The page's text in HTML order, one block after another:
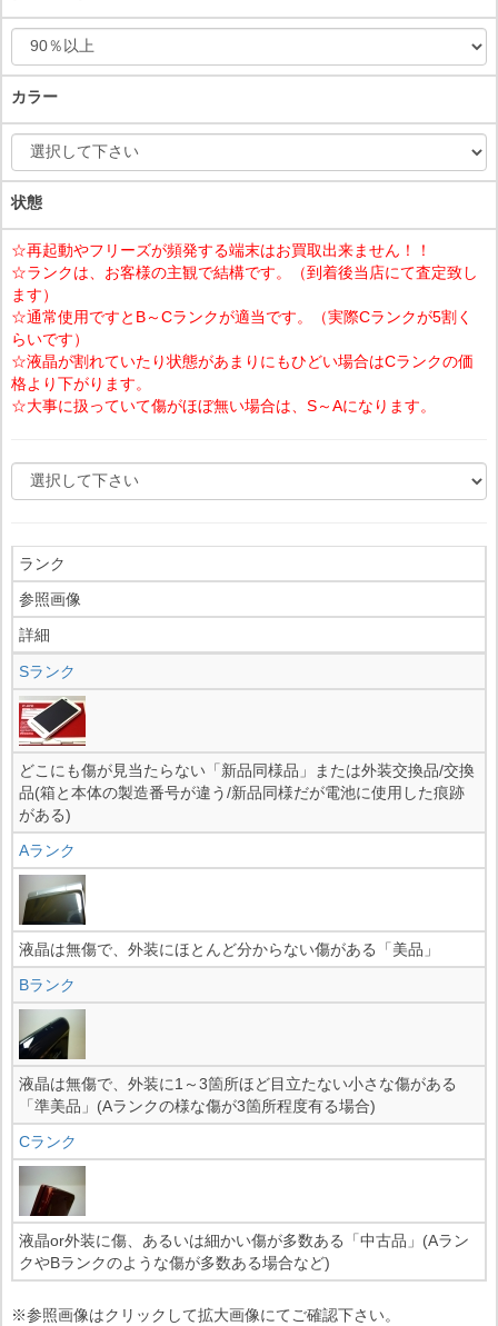
カラー
状態
☆再起動やフリーズが頻発する端末はお買取出来ません！！
☆ランクは、お客様の主観で結構です。（到着後当店にて査定致し
ます）
☆通常使用ですとB～Cランクが適当です。（実際Cランクが5割く
らいです）
☆液晶が割れていたり状態があまりにもひどい場合はCランクの価
格より下がります。
☆大事に扱っていて傷がほぼ無い場合は、S～Aになります。
ランク
参照画像
詳細
Sランク
どこにも傷が見当たらない「新品同様品」または外装交換品/交換
品(箱と本体の製造番号が違う/新品同様だが電池に使用した痕跡
がある)
Aランク
液晶は無傷で、外装にほとんど分からない傷がある「美品」
Bランク
液晶は無傷で、外装に1～3箇所ほど目立たない小さな傷がある
「準美品」(Aランクの様な傷が3箇所程度有る場合)
Cランク
液晶or外装に傷、あるいは細かい傷が多数ある「中古品」(Aラン
クやBランクのような傷が多数ある場合など)
※参照画像はクリックして拡大画像にてご確認下さい。